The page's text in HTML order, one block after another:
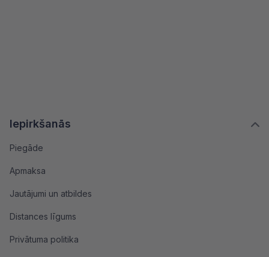
Iepirkšanās
Piegāde
Apmaksa
Jautājumi un atbildes
Distances līgums
Privātuma politika